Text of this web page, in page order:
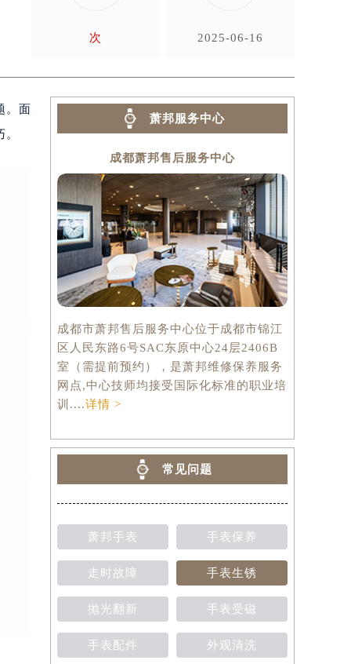
次 2025-06-16
。面
萧邦服务中心
成都萧邦售后服务中心
成都市萧邦售后服务中心位于成都市锦江
区人民东路6号SAC东原中心24层2406B
室（需提前预约），是萧邦维修保养服务
网点,中心技师均接受国际化标准的职业培
训....详情 >
常见问题
萧邦手表 手表保养
走时故障 手表生锈
抛光翻新 手表受磁
手表配件 外观清洗